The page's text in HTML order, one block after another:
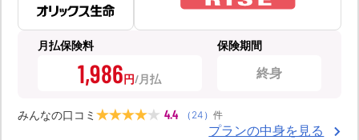
月払保険料
1,986円
保険期間
終身
みんなの口コミ 4.4 （ 24 ） 件
プランの中身を見る